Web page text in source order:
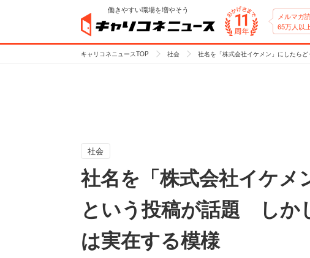
働きやすい職場を増やそう
メルマガ
65万人以
キャリコネニュースTOP 社会 社名を「株式会社イケメン」にしたら
社会
社名を「株式会社イケメ
という投稿が話題 しか
は実在する模様